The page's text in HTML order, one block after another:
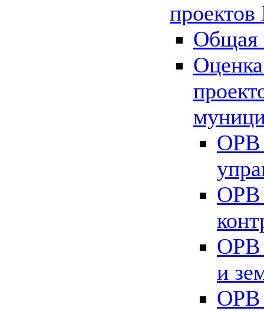
Общая
ОРВ
ОРВ
ОРВ
и
ОРВ